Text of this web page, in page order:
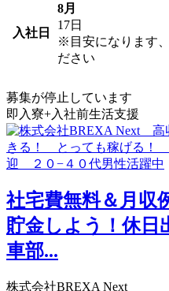
入社日
8月
17日
※目安になります
ださい
募集が停止しています
即入寮+入社前生活支援
社宅費無料＆月収
貯金しよう！休日
車部...
株式会社BREXA Next